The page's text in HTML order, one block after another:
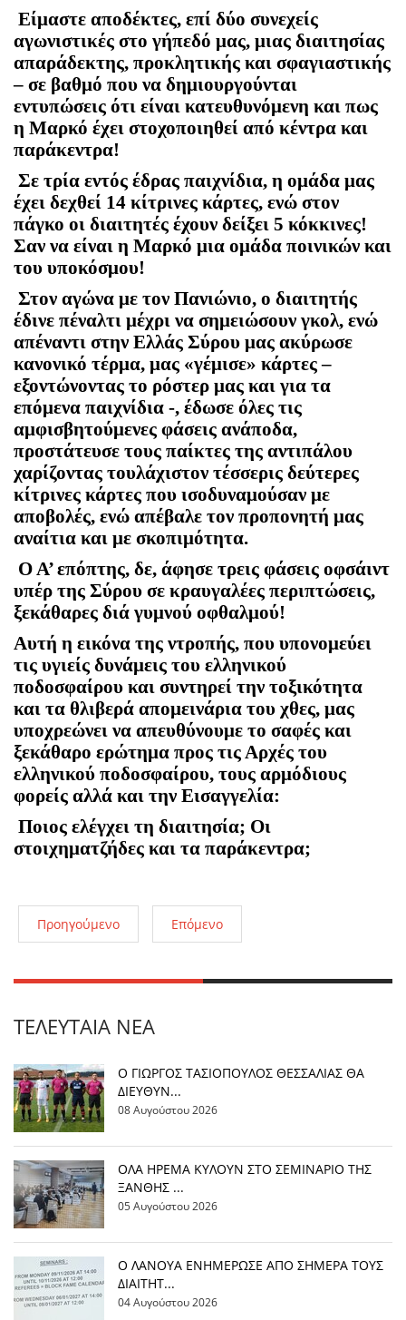
Είμαστε αποδέκτες, επί δύο συνεχείς
αγωνιστικές στο γήπεδό μας, μιας διαιτησίας
απαράδεκτης, προκλητικής και σφαγιαστικής
– σε βαθμό που να δημιουργούνται
εντυπώσεις ότι είναι κατευθυνόμενη και πως
η Μαρκό έχει στοχοποιηθεί από κέντρα και
παράκεντρα!
Σε τρία εντός έδρας παιχνίδια, η ομάδα μας
έχει δεχθεί 14 κίτρινες κάρτες, ενώ στον
πάγκο οι διαιτητές έχουν δείξει 5 κόκκινες!
Σαν να είναι η Μαρκό μια ομάδα ποινικών και
του υποκόσμου!
Στον αγώνα με τον Πανιώνιο, ο διαιτητής
έδινε πέναλτι μέχρι να σημειώσουν γκολ, ενώ
απέναντι στην Ελλάς Σύρου μας ακύρωσε
κανονικό τέρμα, μας «γέμισε» κάρτες –
εξοντώνοντας το ρόστερ μας και για τα
επόμενα παιχνίδια -, έδωσε όλες τις
αμφισβητούμενες φάσεις ανάποδα,
προστάτευσε τους παίκτες της αντιπάλου
χαρίζοντας τουλάχιστον τέσσερις δεύτερες
κίτρινες κάρτες που ισοδυναμούσαν με
αποβολές, ενώ απέβαλε τον προπονητή μας
αναίτια και με σκοπιμότητα.
Ο Α’ επόπτης, δε, άφησε τρεις φάσεις οφσάιντ
υπέρ της Σύρου σε κραυγαλέες περιπτώσεις,
ξεκάθαρες διά γυμνού οφθαλμού!
Αυτή η εικόνα της ντροπής, που υπονομεύει
τις υγιείς δυνάμεις του ελληνικού
ποδοσφαίρου και συντηρεί την τοξικότητα
και τα θλιβερά απομεινάρια του χθες, μας
υποχρεώνει να απευθύνουμε το σαφές και
ξεκάθαρο ερώτημα προς τις Αρχές του
ελληνικού ποδοσφαίρου, τους αρμόδιους
φορείς αλλά και την Εισαγγελία:
Ποιος ελέγχει τη διαιτησία; Οι
στοιχηματζήδες και τα παράκεντρα;
Προηγούμενο Επόμενο
ΤΕΛΕΥΤΑΊΑ ΝΈΑ
Ο ΓΙΩΡΓΟΣ ΤΑΣΙΟΠΟΥΛΟΣ ΘΕΣΣΑΛΙΑΣ ΘΑ
ΔΙΕΥΘΥΝ...
08 Αυγούστου 2026
OΛΑ ΗΡΕΜΑ ΚΥΛΟΥΝ ΣΤΟ ΣΕΜΙΝΑΡΙΟ ΤΗΣ
ΞΑΝΘΗΣ ...
05 Αυγούστου 2026
Ο ΛΑΝΟΥΑ ΕΝΗΜΕΡΩΣΕ ΑΠΟ ΣΗΜΕΡΑ ΤΟΥΣ
ΔΙΑΙΤΗΤ...
04 Αυγούστου 2026